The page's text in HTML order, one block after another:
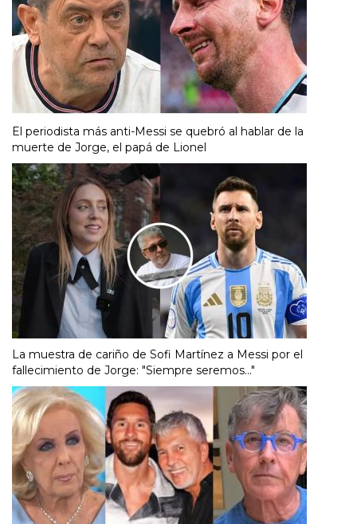
El periodista más anti-Messi se quebró al hablar de la
muerte de Jorge, el papá de Lionel
La muestra de cariño de Sofi Martínez a Messi por el
fallecimiento de Jorge: "Siempre seremos..."